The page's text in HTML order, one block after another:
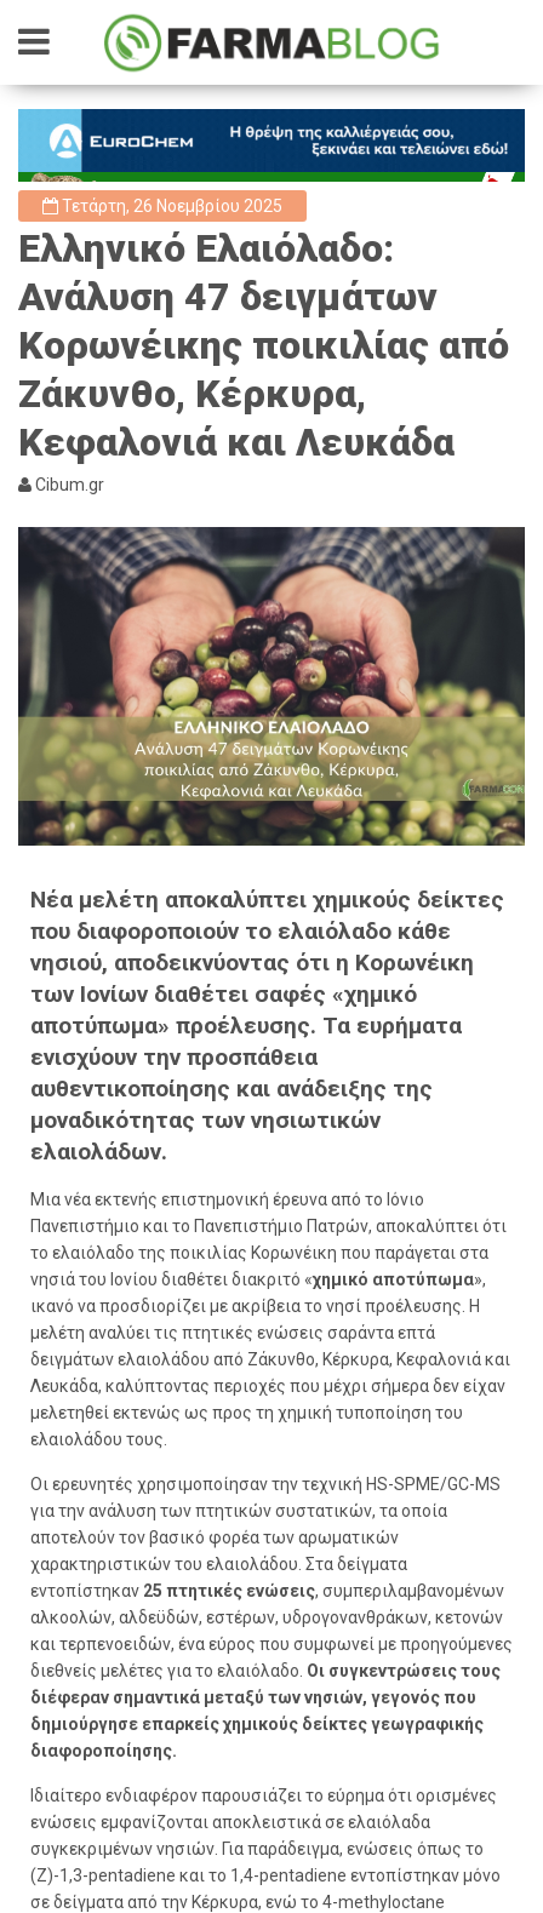
Τετάρτη, 26 Νοεμβρίου 2025
Ελληνικό Ελαιόλαδο:
Ανάλυση 47 δειγμάτων
Κορωνέικης ποικιλίας από
Ζάκυνθο, Κέρκυρα,
Κεφαλονιά και Λευκάδα
Cibum.gr
Νέα μελέτη αποκαλύπτει χημικούς δείκτες
που διαφοροποιούν το ελαιόλαδο κάθε
νησιού, αποδεικνύοντας ότι η Κορωνέικη
των Ιονίων διαθέτει σαφές «χημικό
αποτύπωμα» προέλευσης. Τα ευρήματα
ενισχύουν την προσπάθεια
αυθεντικοποίησης και ανάδειξης της
μοναδικότητας των νησιωτικών
ελαιολάδων.
Μια νέα εκτενής επιστημονική έρευνα από το Ιόνιο
Πανεπιστήμιο και το Πανεπιστήμιο Πατρών, αποκαλύπτει ότι
το ελαιόλαδο της ποικιλίας Κορωνέικη που παράγεται στα
νησιά του Ιονίου διαθέτει διακριτό «χημικό αποτύπωμα»,
ικανό να προσδιορίζει με ακρίβεια το νησί προέλευσης. Η
μελέτη αναλύει τις πτητικές ενώσεις σαράντα επτά
δειγμάτων ελαιολάδου από Ζάκυνθο, Κέρκυρα, Κεφαλονιά και
Λευκάδα, καλύπτοντας περιοχές που μέχρι σήμερα δεν είχαν
μελετηθεί εκτενώς ως προς τη χημική τυποποίηση του
ελαιολάδου τους.
Οι ερευνητές χρησιμοποίησαν την τεχνική HS-SPME/GC-MS
για την ανάλυση των πτητικών συστατικών, τα οποία
αποτελούν τον βασικό φορέα των αρωματικών
χαρακτηριστικών του ελαιολάδου. Στα δείγματα
εντοπίστηκαν 25 πτητικές ενώσεις, συμπεριλαμβανομένων
αλκοολών, αλδεϋδών, εστέρων, υδρογονανθράκων, κετονών
και τερπενοειδών, ένα εύρος που συμφωνεί με προηγούμενες
διεθνείς μελέτες για το ελαιόλαδο. Οι συγκεντρώσεις τους
διέφεραν σημαντικά μεταξύ των νησιών, γεγονός που
δημιούργησε επαρκείς χημικούς δείκτες γεωγραφικής
διαφοροποίησης.
Ιδιαίτερο ενδιαφέρον παρουσιάζει το εύρημα ότι ορισμένες
ενώσεις εμφανίζονται αποκλειστικά σε ελαιόλαδα
συγκεκριμένων νησιών. Για παράδειγμα, ενώσεις όπως το
(Z)-1,3-pentadiene και το 1,4-pentadiene εντοπίστηκαν μόνο
σε δείγματα από την Κέρκυρα, ενώ το 4-methyloctane